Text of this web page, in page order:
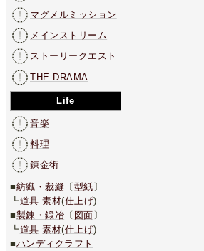
マグメルミッション
メインストリーム
ストーリークエスト
THE DRAMA
Life
音楽
料理
錬金術
■紡織・裁縫 〔型紙〕
┗道具 素材(仕上げ)
■製錬・鍛冶 〔 図面〕
┗道具 素材(仕上げ)
■ハンディクラフト